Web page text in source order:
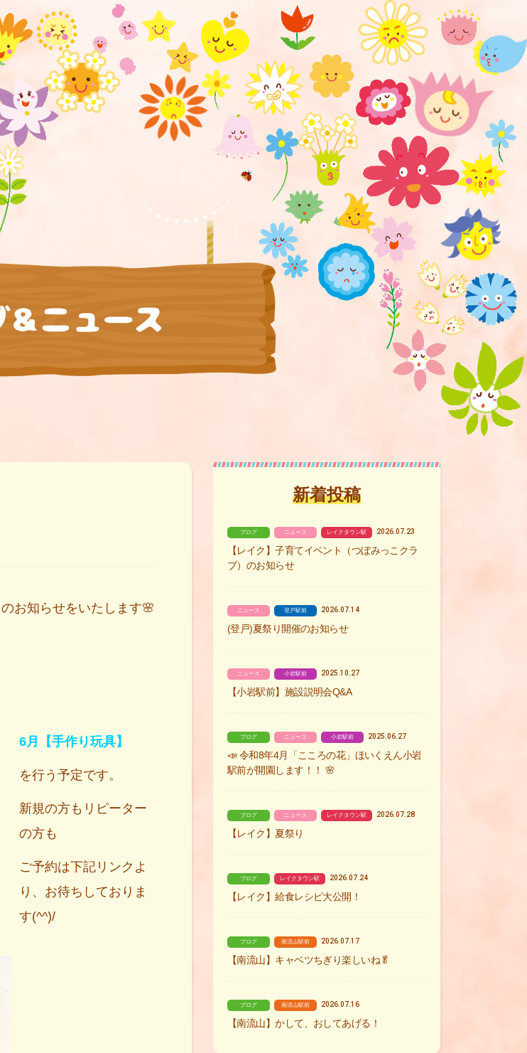
のお知らせをいたします🌸
6月 【手作り玩具】
を行う予定です。
新規の方もリピーター
の方も
ご予約は下記リンクよ
り、お待ちしておりま
す(^^)/
新着投稿
ブログ ニュース レイクタウン駅 2026.07.23
【レイク】子育てイベント（つぼみっこクラ
ブ）のお知らせ
ニュース 登戸駅前 2026.07.14
(登戸)夏祭り開催のお知らせ
ニュース 小岩駅前 2025.10.27
【小岩駅前】施設説明会Q&A
ブログ ニュース 小岩駅前 2025.06.27
📣 令和8年4月「こころの花」ほいくえん小岩
駅前が開園します！！ 🌸
ブログ ニュース レイクタウン駅 2026.07.28
【レイク】夏祭り
ブログ レイクタウン駅 2026.07.24
【レイク】給食レシピ大公開！
ブログ 南流山駅前 2026.07.17
【南流山】キャベツちぎり楽しいね🥬
ブログ 南流山駅前 2026.07.16
【南流山】かして、おしてあげる！